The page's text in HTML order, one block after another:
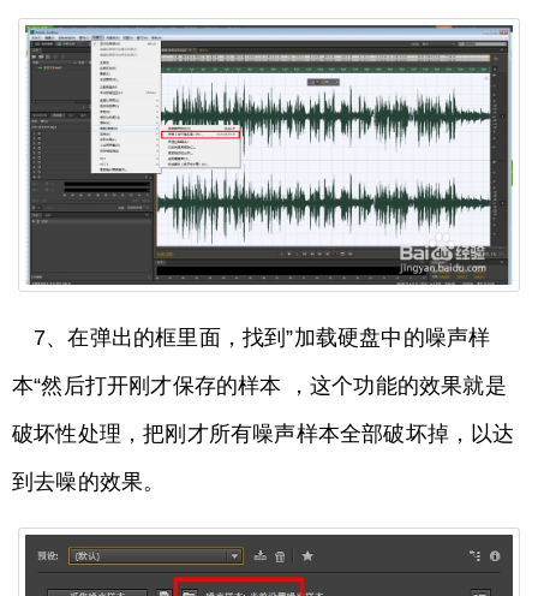
7、在弹出的框里面，找到”加载硬盘中的噪声样
本“然后打开刚才保存的样本 ，这个功能的效果就是
破坏性处理，把刚才所有噪声样本全部破坏掉，以达
到去噪的效果。